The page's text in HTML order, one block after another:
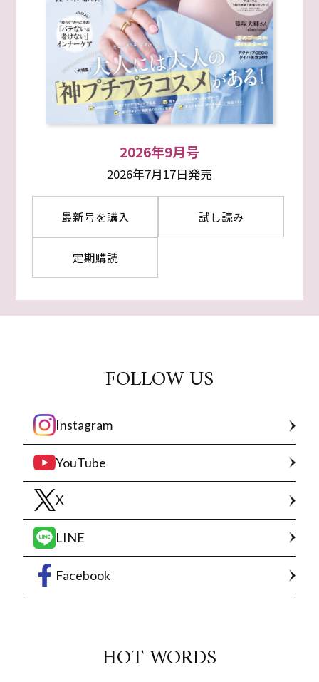
2026年9月号
2026年7月17日発売
最新号を購入 試し読み
定期購読
FOLLOW US
Instagram
YouTube
X
LINE
Facebook
HOT WORDS